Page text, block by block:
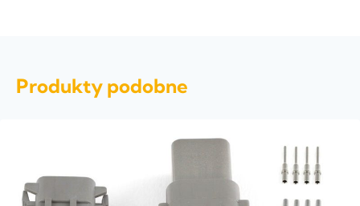
Produkty podobne